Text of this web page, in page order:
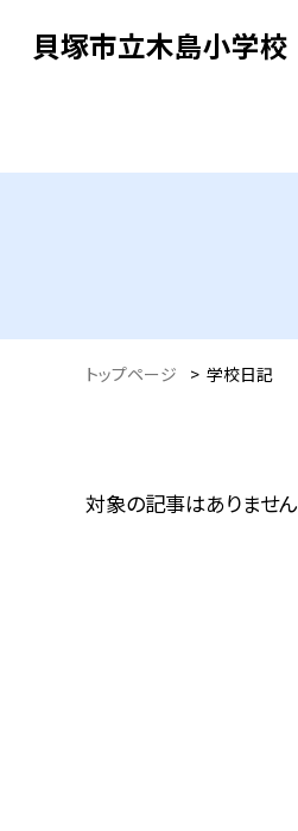
貝塚市立木島小学校
トップページ > 学校日記
対象の記事はありません